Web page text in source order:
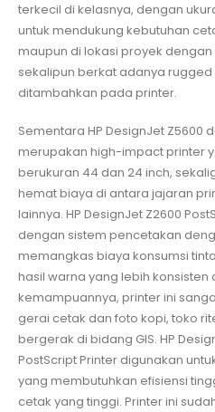
terkecil di kelasnya, dengan
untuk mendukung kebutuhan
maupun di lokasi proyek
sekalipun berkat adanya
ditambahkan pada printer.
Sementara HP DesignJet Z5600
merupakan high-impact printer
berukuran 44 dan 24 inch,
hemat biaya di antara jajaran
lainnya. HP DesignJet Z2600
dengan sistem pencetakan
memangkas biaya konsumsi
hasil warna yang lebih konsisten
kemampuannya, printer ini
gerai cetak dan foto kopi, toko
bergerak di bidang GIS. HP
PostScript Printer digunakan
yang membutuhkan efisiensi
cetak yang tinggi. Printer ini